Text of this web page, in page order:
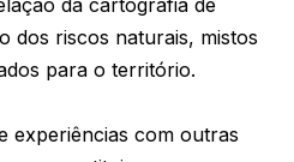
da cartografia de
dos riscos naturais, mistos
para o território.
experiências com outras